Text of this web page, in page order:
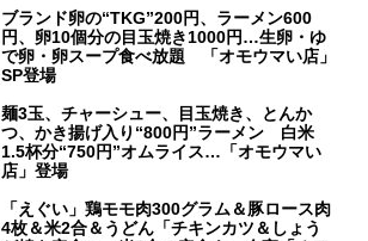
ブランド卵の“TKG”200円、ラーメン600
円、卵10個分の目玉焼き1000円…生卵・ゆ
で卵・卵スープ食べ放題 「オモウマい店」
SP登場
麺3玉、チャーシュー、目玉焼き、とんか
つ、かき揚げ入り“800円”ラーメン 白米
1.5杯分“750円”オムライス…「オモウマい
店」登場
「えぐい」鶏モモ肉300グラム＆豚ロース肉
4枚＆米2合＆うどん「チキンカツ＆しょう